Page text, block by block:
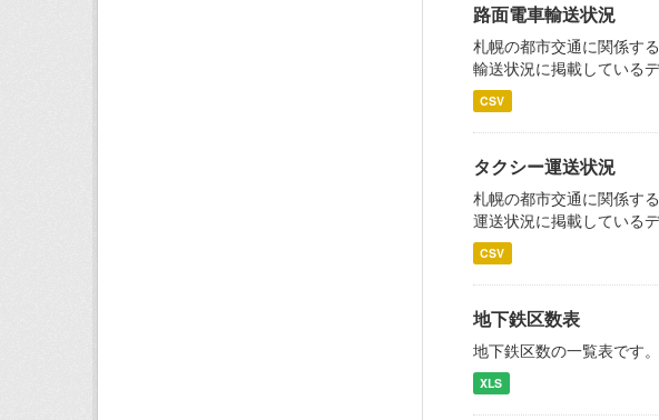
路面電車輸送状況
札幌の都市交通に関係す
輸送状況に掲載しているデ
CSV
タクシー運送状況
札幌の都市交通に関係す
運送状況に掲載しているデ
CSV
地下鉄区数表
地下鉄区数の一覧表です。
XLS